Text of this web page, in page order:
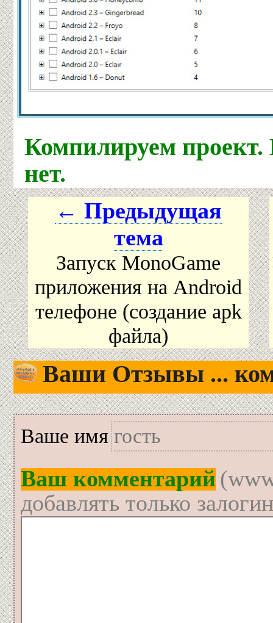
Компилируем
нет.
← Предыдущая
тема
Запуск MonoGame
приложения на Android
телефоне (создание apk
файла)
Ваши Отзывы ...
Вашe имя
Ваш комментарий
добавлять только